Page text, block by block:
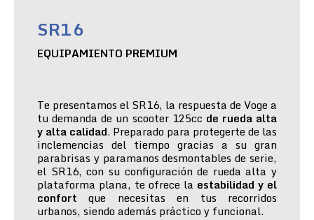
SR16
EQUIPAMIENTO PREMIUM
Te presentamos el SR16, la respuesta de Voge a
tu demanda de un scooter 125cc de rueda alta
y alta calidad. Preparado para protegerte de las
inclemencias del tiempo gracias a su gran
parabrisas y paramanos desmontables de serie,
el SR16, con su configuración de rueda alta y
plataforma plana, te ofrece la estabilidad y el
confort que necesitas en tus recorridos
urbanos, siendo además práctico y funcional.